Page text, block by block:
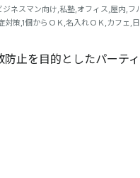
ネスマン向け,私塾,オフィス,屋内,フ
策,1個からＯＫ,名入れＯＫ,カフェ,
止を目的としたパーティ